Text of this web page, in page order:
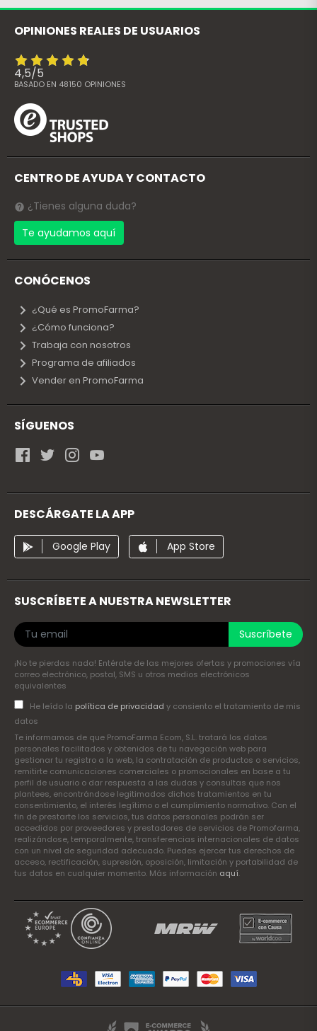
OPINIONES REALES DE USUARIOS
4,5/5
BASADO EN 48150 OPINIONES
CENTRO DE AYUDA Y CONTACTO
¿Tienes alguna duda?
Te ayudamos aquí
CONÓCENOS
¿Qué es PromoFarma?
¿Cómo funciona?
Trabaja con nosotros
Programa de afiliados
Vender en PromoFarma
SÍGUENOS
DESCÁRGATE LA APP
Google Play App Store
SUSCRÍBETE A NUESTRA NEWSLETTER
Suscríbete
¡No te pierdas nada! Entérate de las mejores ofertas y promociones vía
correo electrónico, postal, SMS u otros medios electrónicos
equivalentes
He leído la política de privacidad y consiento el tratamiento de mis
datos
Te informamos de que PromoFarma Ecom, S.L. tratará los datos
personales facilitados y obtenidos de tu navegación web para
gestionar tu registro a la web, la contratación de productos o servicios,
remitirte comunicaciones comerciales o promocionales en base a tu
perfil de usuario o dar respuesta a las dudas y consultas que nos
plantees, encontrándose legitimados dichos tratamientos en tu
consentimiento, el interés legítimo o el cumplimiento normativo. Con el
fin de prestarte los servicios, tus datos personales podrán ser
accedidos por proveedores y prestadores de servicios de Promofarma,
realizándose, temporalmente, transferencias internacionales de datos
con un nivel de seguridad adecuado. Puedes ejercer tus derechos de
acceso, rectificación, supresión, oposición, limitación y portabilidad de
tus datos en cualquier momento. Más información aquí.